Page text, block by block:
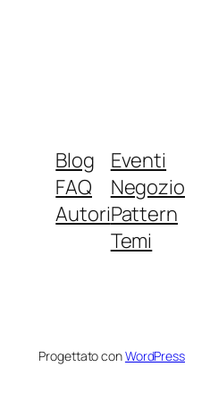
Blog
FAQ
Autori
Eventi
Negozio
Pattern
Temi
Progettato conWordPress